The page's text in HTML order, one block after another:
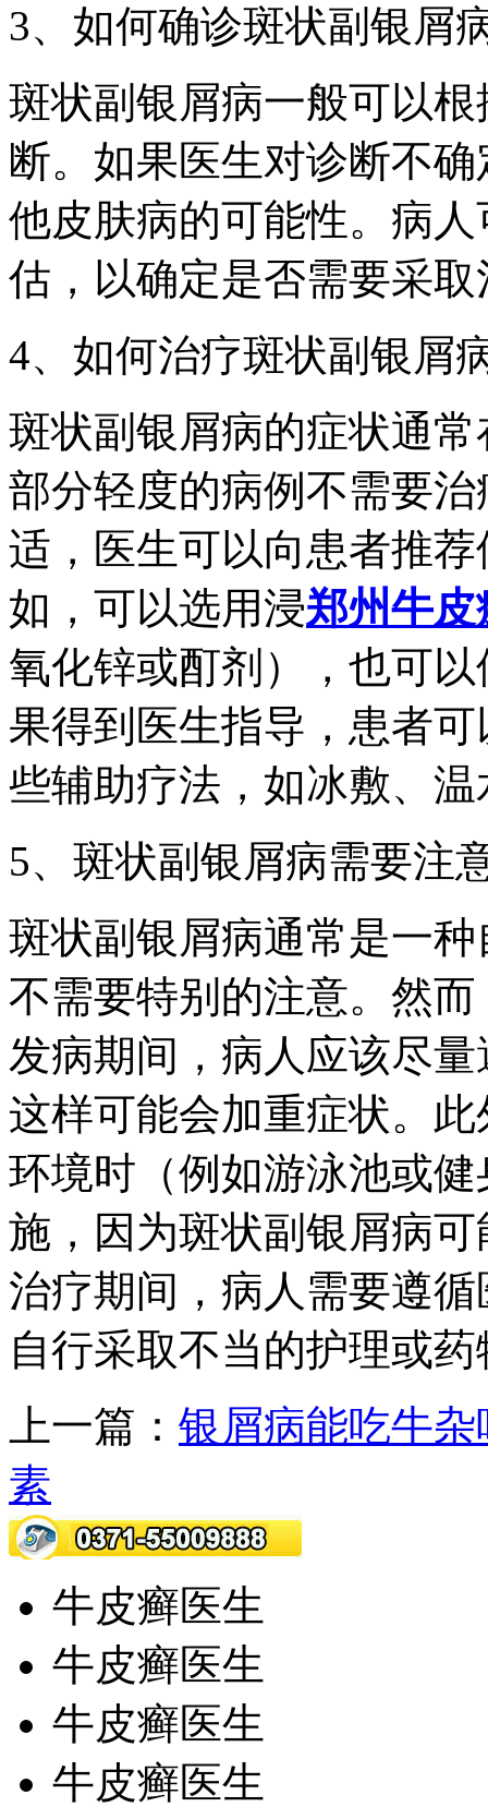
3、如何确诊斑状副银屑
斑状副银屑病一般可以
断。如果医生对诊断不
他皮肤病的可能性。病
估，以确定是否需要采
4、如何治疗斑状副银屑
斑状副银屑病的症状通
部分轻度的病例不需要
适，医生可以向患者推
如，可以选用浸郑州牛皮
氧化锌或酊剂），也可
果得到医生指导，患者
些辅助疗法，如冰敷、
5、斑状副银屑病需要注
斑状副银屑病通常是一
不需要特别的注意。然
发病期间，病人应该尽
这样可能会加重症状。
环境时（例如游泳池或
施，因为斑状副银屑病
治疗期间，病人需要遵
自行采取不当的护理或
上一篇： 银屑病能吃牛杂
素
牛皮癣医生
牛皮癣医生
牛皮癣医生
牛皮癣医生